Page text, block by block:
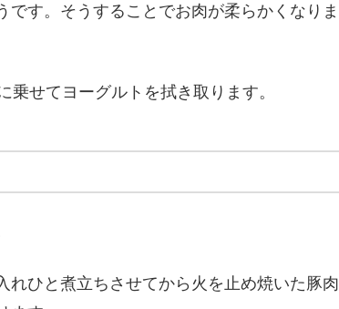
す。そうすることでお肉が柔らかくなりま
せてヨーグルトを拭き取ります。
れひと煮立ちさせてから火を止め焼いた豚肉